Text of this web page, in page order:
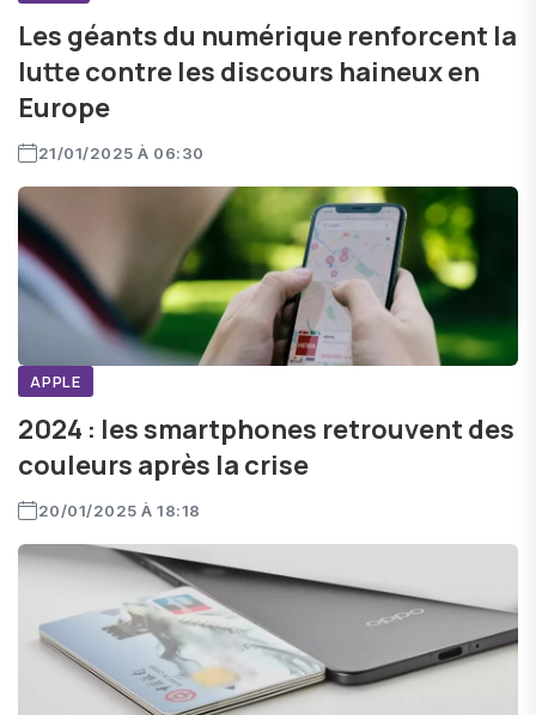
Les géants du numérique renforcent la
lutte contre les discours haineux en
Europe
21/01/2025 À 06:30
APPLE
2024 : les smartphones retrouvent des
couleurs après la crise
20/01/2025 À 18:18